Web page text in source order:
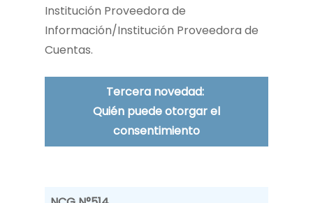
Institución Proveedora de
Información/Institución Proveedora de
Cuentas.
Tercera novedad:
Quién puede otorgar el
consentimiento